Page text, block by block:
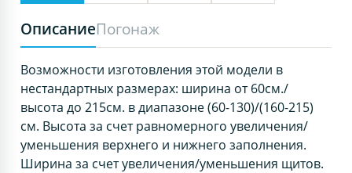
ОписаниеПогонаж
Возможности изготовления этой модели в
нестандартных размерах: ширина от 60см./
высота до 215см. в диапазоне (60-130)/(160-215)
см. Высота за счет равномерного увеличения/
уменьшения верхнего и нижнего заполнения.
Ширина за счет увеличения/уменьшения щитов.